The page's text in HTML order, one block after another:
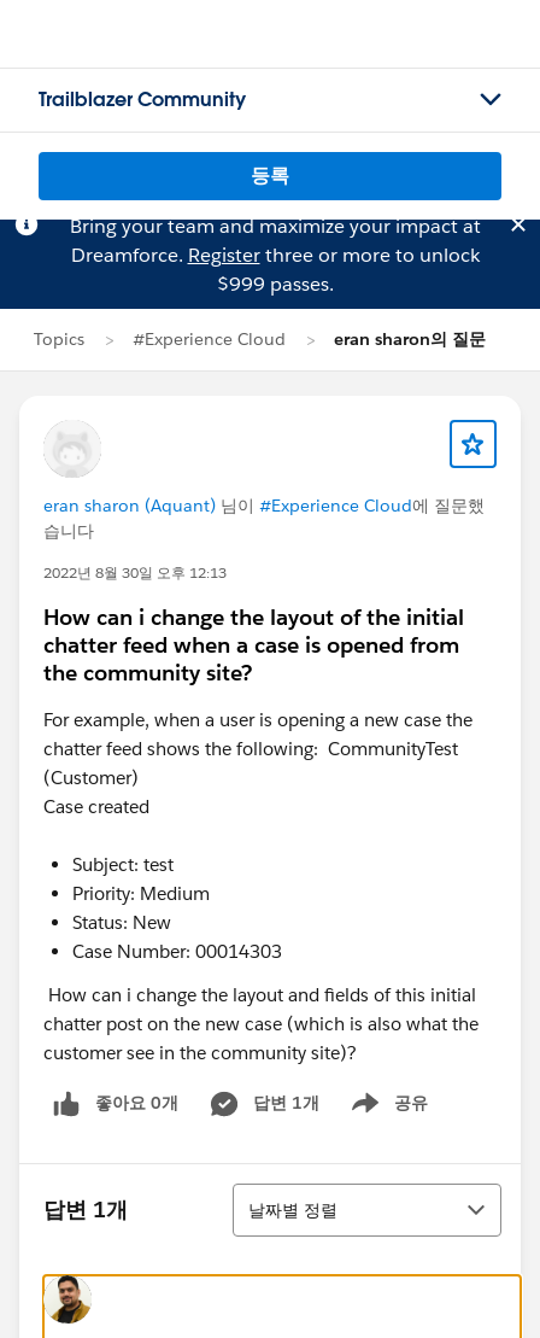
Trailblazer Community
등록
Bring your team and maximize your impact at
Dreamforce. Registerthree or more to unlock
$999 passes.
Topics #Experience Cloud eran sharon의 질문
eran sharon (Aquant) 님이 #Experience Cloud에 질문했
습니다
2022년 8월 30일 오후 12:13
How can i change the layout of the initial
chatter feed when a case is opened from
the community site?
For example, when a user is opening a new case the
chatter feed shows the following: CommunityTest
(Customer)
Case created
Subject: test
Priority: Medium
Status: New
Case Number: 00014303
How can i change the layout and fields of this initial
chatter post on the new case (which is also what the
customer see in the community site)?
좋아요 0개 답변 1개 공유
Show menu
답변 1개
정렬
날짜별 정렬